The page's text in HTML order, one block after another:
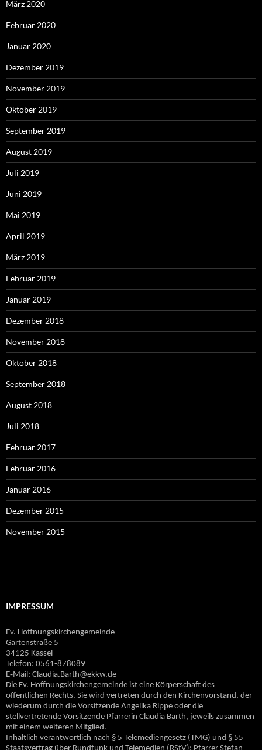
März 2020
Februar 2020
Januar 2020
Dezember 2019
November 2019
Oktober 2019
September 2019
August 2019
Juli 2019
Juni 2019
Mai 2019
April 2019
März 2019
Februar 2019
Januar 2019
Dezember 2018
November 2018
Oktober 2018
September 2018
August 2018
Juli 2018
Februar 2017
Februar 2016
Januar 2016
Dezember 2015
November 2015
IMPRESSUM
Ev. Hoffnungskirchengemeinde
Gartenstraße 5
34125 Kassel
Telefon: 0561-878089
E‐Mail: Claudia.Barth@ekkw.de
Die Ev. Hoffnungskirchengemeinde ist eine Körperschaft des
öffentlichen Rechts. Sie wird vertreten durch den Kirchenvorstand, der
wiederum durch die Vorsitzende Angelika Rippe oder die
stellvertretende Vorsitzende Pfarrerin Claudia Barth, jeweils zusammen
mit einem weiteren Mitglied.
Inhaltlich verantwortlich nach § 5 Telemediengesetz (TMG) und § 55